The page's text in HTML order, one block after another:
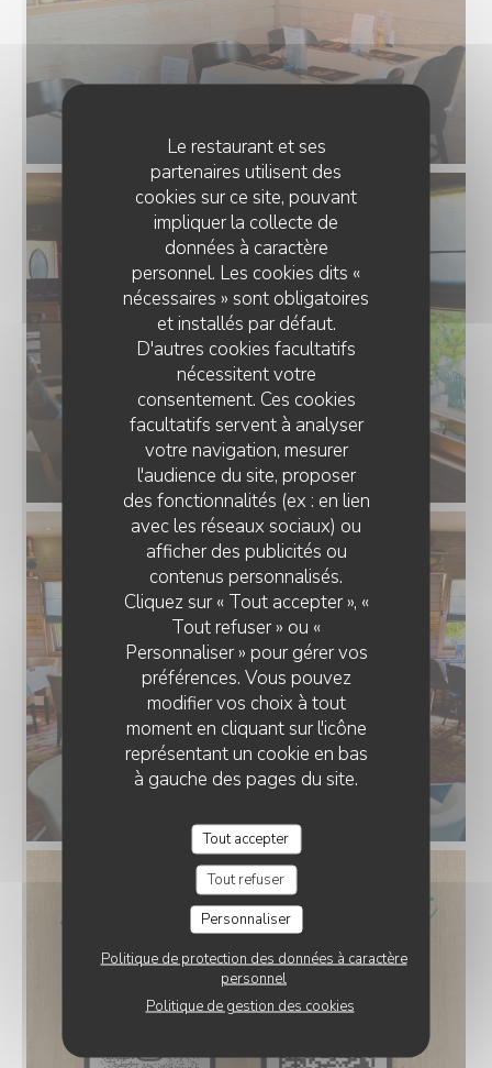
Le restaurant et ses
partenaires utilisent des
cookies sur ce site, pouvant
impliquer la collecte de
données à caractère
personnel. Les cookies dits «
nécessaires » sont obligatoires
et installés par défaut.
D'autres cookies facultatifs
nécessitent votre
consentement. Ces cookies
facultatifs servent à analyser
votre navigation, mesurer
l'audience du site, proposer
des fonctionnalités (ex : en lien
avec les réseaux sociaux) ou
afficher des publicités ou
contenus personnalisés.
Cliquez sur « Tout accepter », «
Tout refuser » ou «
Personnaliser » pour gérer vos
préférences. Vous pouvez
modifier vos choix à tout
moment en cliquant sur l'icône
représentant un cookie en bas
à gauche des pages du site.
Tout accepter
Tout refuser
Personnaliser
Politique de protection des données à caractère
personnel
Politique de gestion des cookies
O'CHAROLAIS